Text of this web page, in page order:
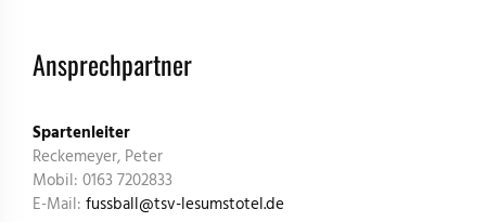
Ansprechpartner
Spartenleiter
Reckemeyer, Peter
Mobil: 0163 7202833
E-Mail: fussball@tsv-lesumstotel.de